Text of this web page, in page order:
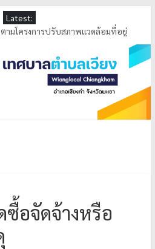
Latest:
หลวงบ้านล้า หมู่ที่ 4 ตำบลเวียง อำเภอ
มโครงการปรับสภาพแวดล้อมที่อยู่
สำหรับผู้สูงอายุประจำปี 2569
งทางน้ำ ณ บ้านล้า หมู่ที่ 4 ตำบลเวียง
การคัดเลือกองค์กรปกครองส่วนท้องถิ่น
ปีงบประมาณ พ.ศ.2569
นาคุณภาพการศึกษาเด็กพิการจังหวัด
ซื้อจัดจ้างหรือ